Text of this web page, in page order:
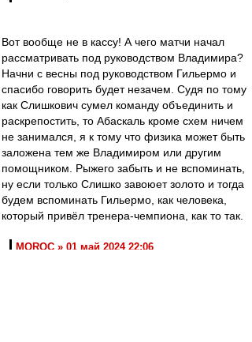
Вот вообще не в кассу! А чего матчи начал
рассматривать под руководством Владимира?
Начни с весны под руководством Гильермо и
спасибо говорить будет незачем. Судя по тому
как Слишкович сумел команду объединить и
раскрепостить, то Абаскаль кроме схем ничем
не занимался, я к тому что физика может быть
заложена тем же Владимиром или другим
помощником. Рыжего забыть и не вспоминать,
ну если только Слишко завоюет золото и тогда
будем вспоминать Гильермо, как человека,
который привёл тренера-чемпиона, как то так.
MOROC » 01 май 2024 22:06